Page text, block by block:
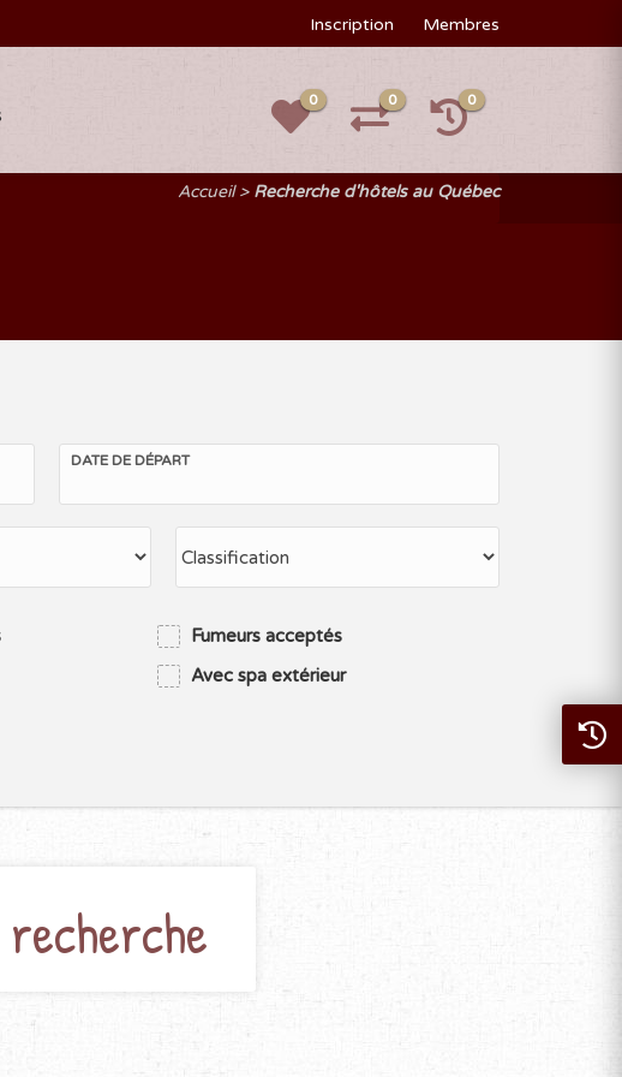
Inscription Membres
0 0 0
Accueil Recherche d'hôtels au Québec
DATE DE DÉPART
Fumeurs acceptés
Avec spa extérieur